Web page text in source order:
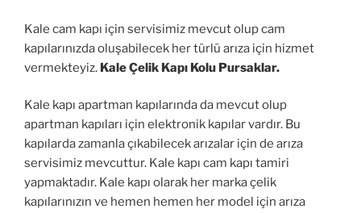
Kale cam kapı için servisimiz mevcut olup cam
kapılarınızda oluşabilecek her türlü arıza için hizmet
vermekteyiz. Kale Çelik Kapı Kolu Pursaklar.
Kale kapı apartman kapılarında da mevcut olup
apartman kapıları için elektronik kapılar vardır. Bu
kapılarda zamanla çıkabilecek arızalar için de arıza
servisimiz mevcuttur. Kale kapı cam kapı tamiri
yapmaktadır. Kale kapı olarak her marka çelik
kapılarınızın ve hemen hemen her model için arıza